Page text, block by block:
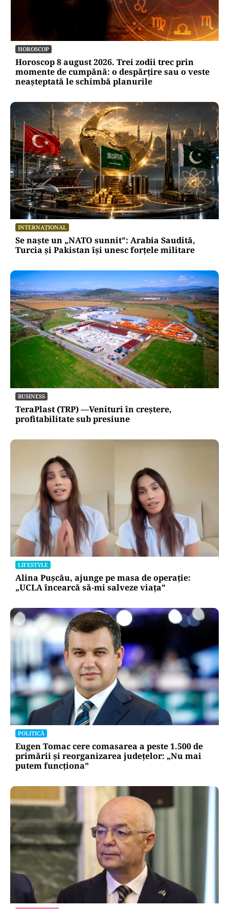
HOROSCOP
Horoscop 8 august 2026. Trei zodii trec prin
momente de cumpănă: o despărțire sau o veste
neașteptată le schimbă planurile
INTERNAȚIONAL
Se naște un „NATO sunnit”: Arabia Saudită,
Turcia și Pakistan își unesc forțele militare
BUSINESS
TeraPlast (TRP) —Venituri în creștere,
profitabilitate sub presiune
LIFESTYLE
Alina Pușcău, ajunge pe masa de operație:
„UCLA încearcă să-mi salveze viața”
POLITICĂ
Eugen Tomac cere comasarea a peste 1.500 de
primării și reorganizarea județelor: „Nu mai
putem funcționa”